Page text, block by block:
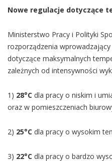
Nowe regulacje dotyczące
Ministerstwo Pracy i Polityki
rozporządzenia
dotyczące maksymalnych
zależnych od intensywności
1) 28°C dla pracy o niskim i
oraz w pomieszczeniach
2) 25°C dla pracy o wysokim
3) 22°C dla pracy o bardzo